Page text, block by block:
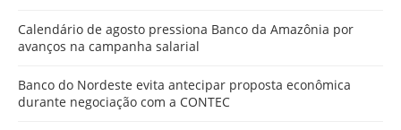
Calendário de agosto pressiona Banco da Amazônia por
avanços na campanha salarial
Banco do Nordeste evita antecipar proposta econômica
durante negociação com a CONTEC